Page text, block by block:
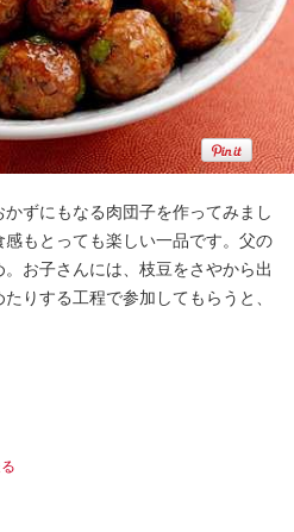
ずにもなる肉団子を作ってみまし
もとっても楽しい一品です。父の
お子さんには、枝豆をさやから出
りする工程で参加してもらうと、